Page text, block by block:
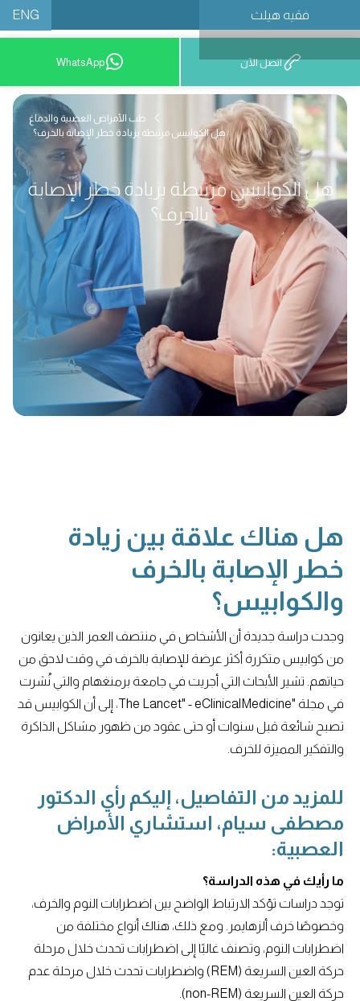
فقيه هيلث ENG
احجز موعدًا اتصل الآن WhatsApp
هل الكوابيس مرتبطة بزيادة خطر الإصابة
بالخرف؟
طب الأمراض العصبية والدماغ
هل الكوابيس مرتبطة بزيادة خطر الإصابة بالخرف؟
هل هناك علاقة بين زيادة
خطر الإصابة بالخرف
والكوابيس؟
وجدت دراسة جديدة أن الأشخاص في منتصف العمر الذين يعانون
من كوابيس متكررة أكثر عرضة للإصابة بالخرف في وقت لاحق من
حياتهم. تشير الأبحاث التي أجريت في جامعة برمنغهام والتي نُشرت
في مجلة "The Lancet" - eClinicalMedicine، إلى أن الكوابيس قد
تصبح شائعة قبل سنوات أو حتى عقود من ظهور مشاكل الذاكرة
والتفكير المميزة للخرف.
للمزيد من التفاصيل، إليكم رأي الدكتور
مصطفى سيام، استشاري الأمراض
العصبية:
ما رأيك في هذه الدراسة؟
توجد دراسات تؤكد الارتباط الواضح بين اضطرابات النوم والخرف،
وخصوصًا خرف ألزهايمر. ومع ذلك، هناك أنواع مختلفة من
اضطرابات النوم، وتصنف غالبًا إلى اضطرابات تحدث خلال مرحلة
حركة العين السريعة (REM) واضطرابات تحدث خلال مرحلة عدم
حركة العين السريعة (non-REM).